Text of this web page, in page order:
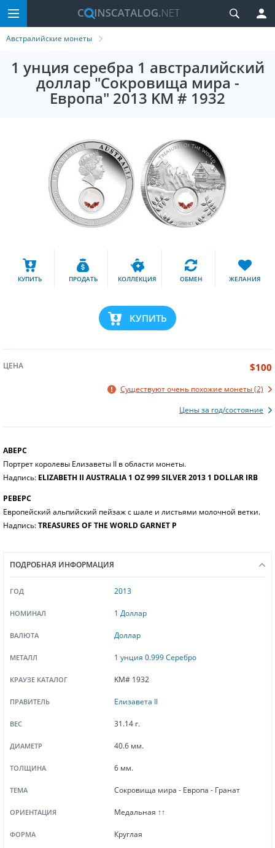
Австралийские монеты
1 унция серебра 1 австралийский
доллар "Сокровища мира -
Европа" 2013 KM # 1932
КУПИТЬ ПРОДАТЬ КОЛЛЕКЦИЯ ОБМЕН ЖЕЛАНИЯ
КУПИТЬ
ЦЕНА $100
Существуют очень похожие монеты (2)
Цены за год/состояние
АВЕРС
Портрет королевы Елизаветы II в области монеты.
Надпись: ELIZABETH II AUSTRALIA 1 OZ 999 SILVER 2013 1 DOLLAR IRB
РЕВЕРС
Европейский альпийский пейзаж с шале и листьями молочной ветки.
Надпись:TREASURES OF THE WORLD GARNET P
ПОДРОБНАЯ ИНФОРМАЦИЯ
ГОД 2013
НОМИНАЛ 1 Доллар
ВАЛЮТА Доллар
МЕТАЛЛ 1 унция 0.999 Серебро
КРАУЗЕ КАТАЛОГ KM# 1932
ПРАВИТЕЛЬ Елизавета II
ВЕС 31.14 г.
ДИАМЕТР 40.6 мм.
ТОЛЩИНА 6 мм.
ТЕМА Сокровища мира - Европа - Гранат
ОРИЕНТАЦИЯ Медальная ↑↑
ФОРМА Круглая